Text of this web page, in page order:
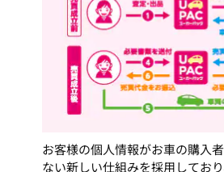
お客様の個人情報がお車の購入
ない新しい仕組みを採用してお